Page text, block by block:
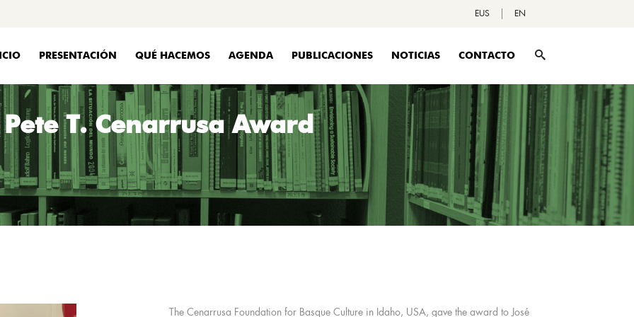
EUS EN
PRESENTACIÓN QUÉ HACEMOS AGENDA PUBLICACIONES NOTICIAS CONTACTO
Pete T. Cenarrusa Award
The Cenarrusa Foundation for Basque Culture in Idaho, USA, gave the award to José